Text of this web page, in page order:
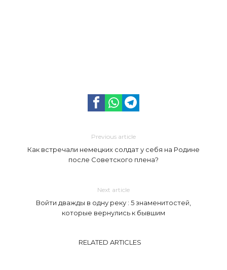
Previous article
Как встречали немецких солдат у себя на Родине
после Советского плена?
Next article
Войти дважды в одну реку : 5 знаменитостей,
которые вернулись к бывшим
RELATED ARTICLES